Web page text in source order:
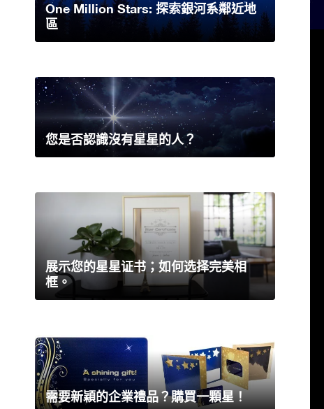
One Million Stars: 探索銀河系鄰近地
區
您是否認識沒有星星的人？
展示您的星星证书；如何选择完美相
框。
需要新穎的企業禮品？購買一顆星！